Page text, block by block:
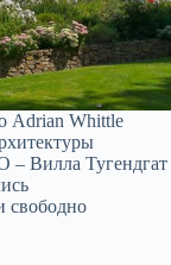
Adrian Whittle
Вилла Тугендгат
свободно